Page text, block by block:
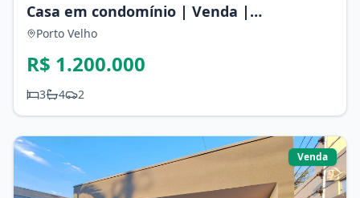
Casa em condomínio | Venda |
Residencial Verana
Porto Velho
R$ 1.200.000
3 4 2
Venda